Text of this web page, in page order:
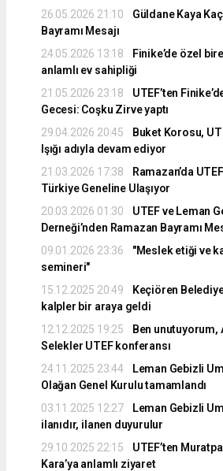
26.05.2026 21:10
Güldane Kaya
Bayramı Mesajı
24.05.2026 13:18
Finike’de özel
anlamlı ev sahipliği
21.05.2026 23:18
UTEF’ten
Gecesi: Coşku Zirve yaptı
29.04.2026 20:45
Buket Korosu,
Işığı adıyla devam ediyor
21.03.2026 17:38
Ramazan’da
Türkiye Geneline Ulaşıyor
20.03.2026 01:30
UTEF ve Leman
Derneği’nden Ramazan Bayramı
09.01.2026 23:36
"Meslek etiği ve
semineri"
15.12.2025 20:49
Keçiören
kalpler bir araya geldi
12.12.2025 19:25
Ben unutuyorum,
Selekler UTEF konferansı
24.11.2025 23:44
Leman Gebizli
Olağan Genel Kurulu tamamlandı
03.11.2025 12:27
Leman Gebizli
ilanıdır, ilanen duyurulur
29.10.2025 22:15
UTEF’ten
Kara’ya anlamlı ziyaret